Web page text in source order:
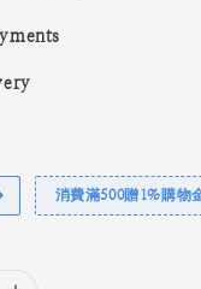
消費滿500贈1%購物